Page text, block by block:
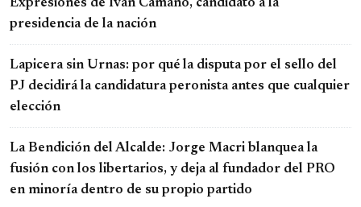
Expresiones de Iván Camaño, candidato a la
presidencia de la nación
Lapicera sin Urnas: por qué la disputa por el sello del
PJ decidirá la candidatura peronista antes que cualquier
elección
La Bendición del Alcalde: Jorge Macri blanquea la
fusión con los libertarios, y deja al fundador del PRO
en minoría dentro de su propio partido